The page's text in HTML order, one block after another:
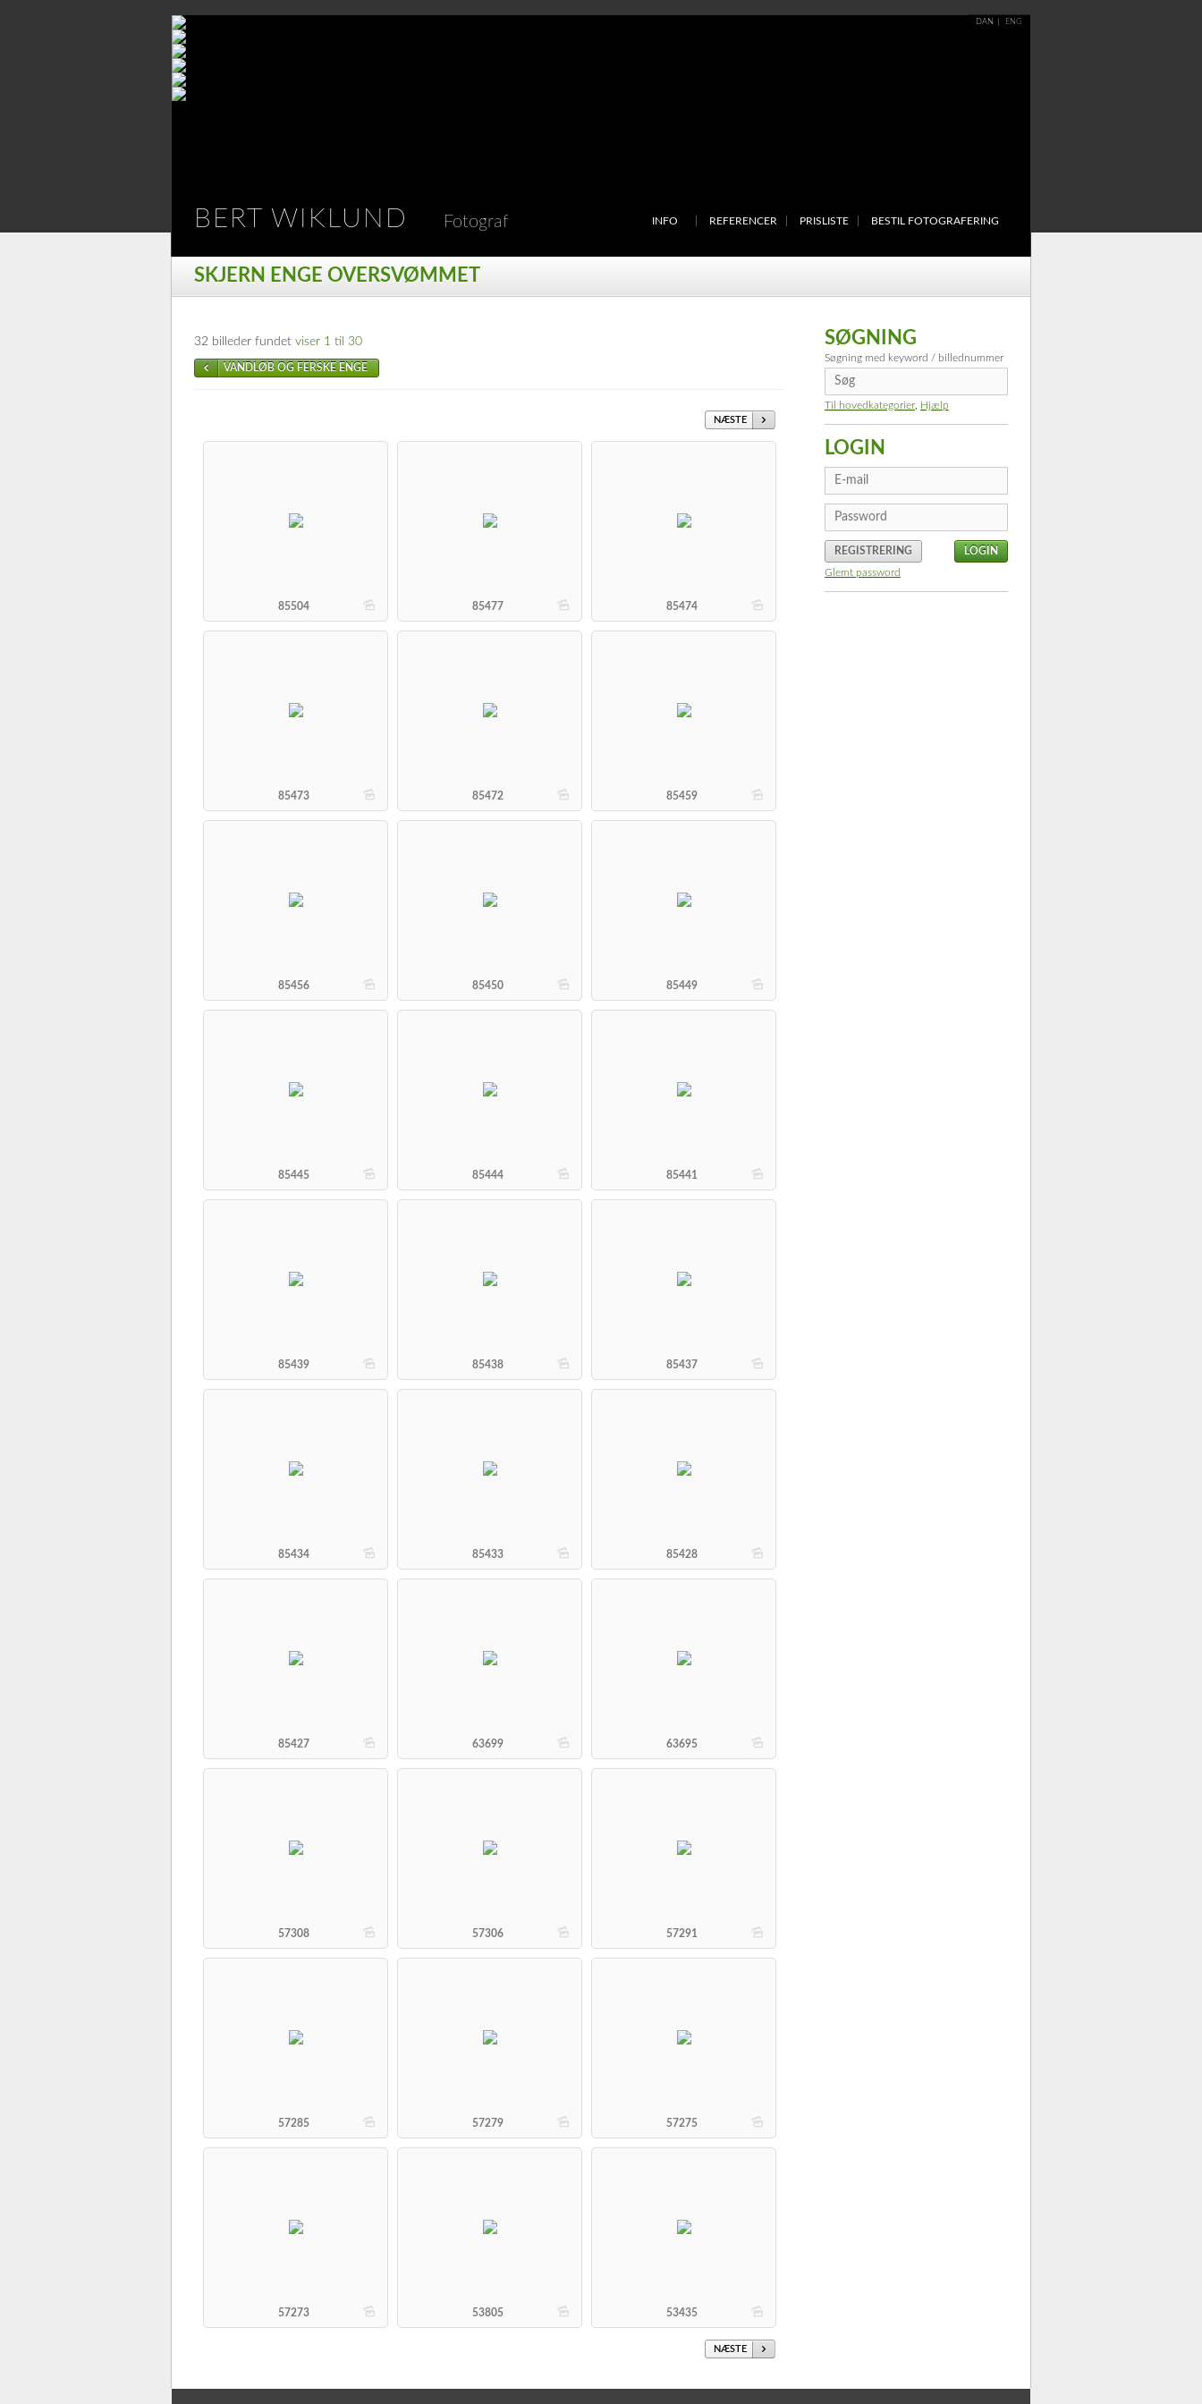
DAN ENG
BERT WIKLUND Fotograf INFO REFERENCER PRISLISTE BESTIL FOTOGRAFERING
SKJERN ENGE OVERSVØMMET
32 billeder fundet viser 1 til 30
VANDLØB OG FERSKE ENGE
NÆSTE
b
85504 b
85477 b
85474
b
85473 b
85472 b
85459
b
85456 b
85450 b
85449
b
85445 b
85444 b
85441
b
85439 b
85438 b
85437
b
85434 b
85433 b
85428
b
85427 b
63699 b
63695
b
57308 b
57306 b
57291
b
57285 b
57279 b
57275
b
57273 b
53805 b
53435
NÆSTE
SØGNING
Søgning med keyword / billednummer
Til hovedkategorier Hjælp
LOGIN
REGISTRERING
Glemt password